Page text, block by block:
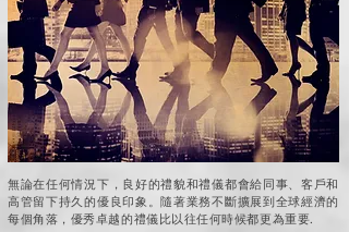
無論在任何情況下，良好的禮貌和禮儀都會給同事、客戶和
高管留下持久的優良印象。隨著業務不斷擴展到全球經濟的
每個角落，優秀卓越的禮儀比以往任何時候都更為重要.